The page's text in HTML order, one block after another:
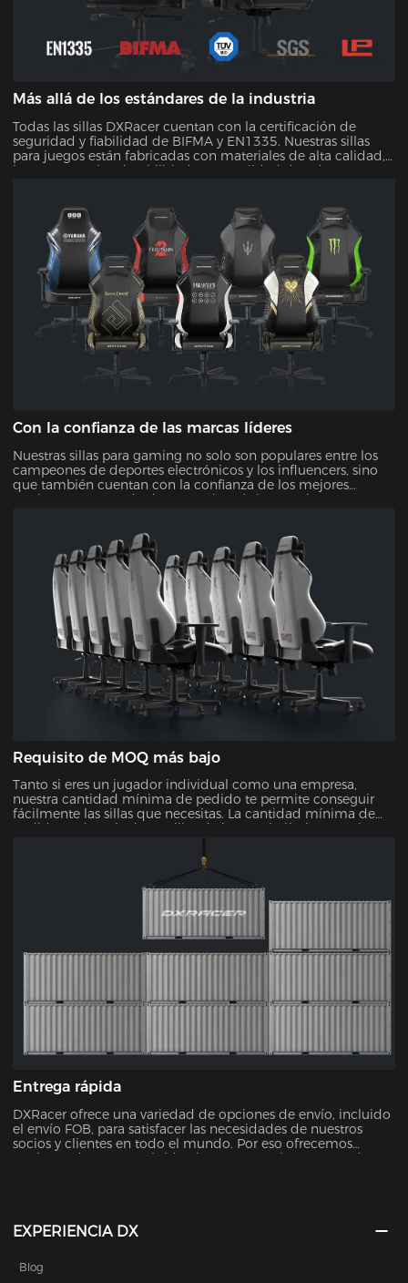
Más allá de los estándares de la industria
Todas las sillas DXRacer cuentan con la certificación de
seguridad y fiabilidad de BIFMA y EN1335. Nuestras sillas
para juegos están fabricadas con materiales de alta calidad,
lo que garantiza durabilidad y comodidad duradera. Con
Con la confianza de las marcas líderes
Nuestras sillas para gaming no solo son populares entre los
campeones de deportes electrónicos y los influencers, sino
que también cuentan con la confianza de los mejores
equipos y torneos de deportes electrónicos. Varias marcas
Requisito de MOQ más bajo
Tanto si eres un jugador individual como una empresa,
nuestra cantidad mínima de pedido te permite conseguir
fácilmente las sillas que necesitas. La cantidad mínima de
pedido es de más de 10 sillas de juego, sin límite superior.
Entrega rápida
DXRacer ofrece una variedad de opciones de envío, incluido
el envío FOB, para satisfacer las necesidades de nuestros
socios y clientes en todo el mundo. Por eso ofrecemos
opciones de entrega rápidas, lo que garantiza que pueda
EXPERIENCIA DX
Blog